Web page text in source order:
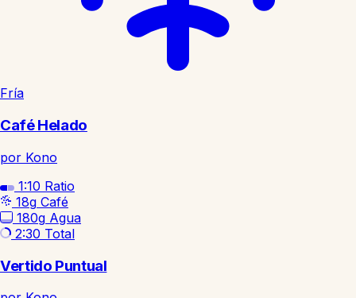
Fría
Café Helado
por Kono
1:10 Ratio
18g Café
180g Agua
2:30 Total
Vertido Puntual